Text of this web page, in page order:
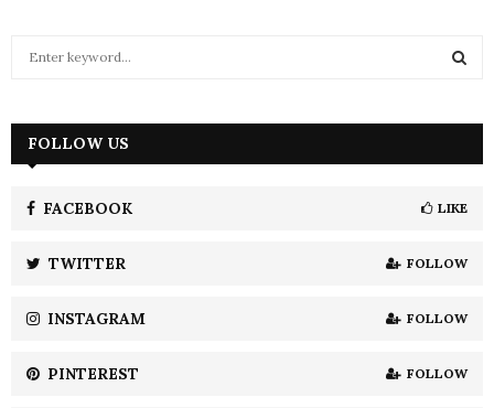
h
H
FOLLOW US
FACEBOOK LIKE
TWITTER FOLLOW
INSTAGRAM FOLLOW
PINTEREST FOLLOW